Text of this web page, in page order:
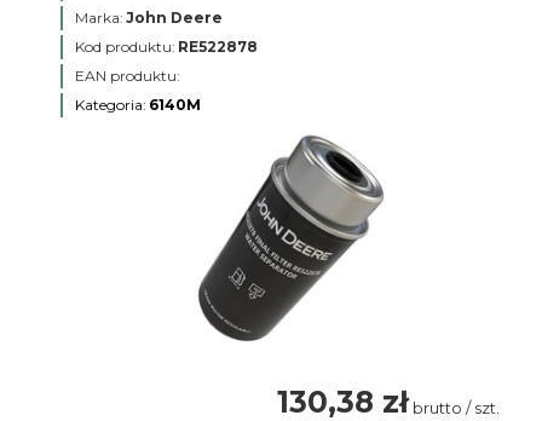
Marka: John Deere
Kod produktu: RE522878
EAN produktu:
Kategoria: 6140M
130,38 zł brutto / szt.